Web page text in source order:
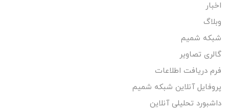
اخبار
وبلاگ
شبکه شمیم
گالری تصاویر
فرم دریافت اطلاعات
پروفایل آنلاین شبکه شمیم
داشبورد تحلیلی آنلاین